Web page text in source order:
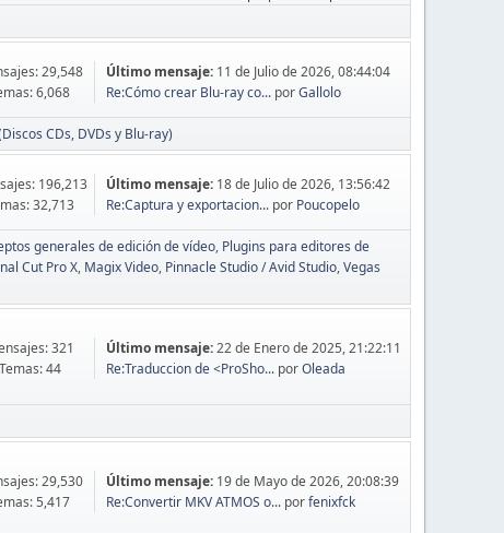
29,548
6,068
Último mensaje: 11 de Julio de 2026, 08:44:04
Re:Cómo crear Blu-ray co...porGallolo
CDs, DVDs y Blu-ray)
196,213
32,713
Último mensaje: 18 de Julio de 2026, 13:56:42
Re:Captura y exportacion...por Poucopelo
generales de edición de vídeo Plugins para editores de
Cut Pro X Magix Video Pinnacle Studio / Avid Studio Vegas
321
Temas: 44
Último mensaje:22 de Enero de 2025, 21:22:11
Re:Traduccion de <ProSho...porOleada
29,530
5,417
Último mensaje: 19 de Mayo de 2026, 20:08:39
Re:Convertir MKV ATMOS o...porfenixfck